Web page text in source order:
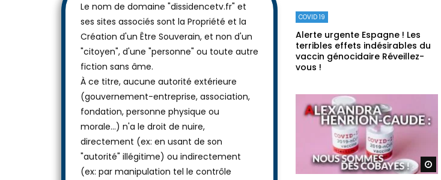
COVID 19
Alerte urgente Espagne ! Les
terribles effets indésirables du
vaccin génocidaire Réveillez-
vous !
Le nom de domaine "dissidencetv.fr" et
ses sites associés sont la Propriété et la
Création d'un Être Souverain, et non d'un
"citoyen", d'une "personne" ou toute autre
fiction sans âme.
À ce titre, aucune autorité extérieure
(gouvernement-entreprise, association,
fondation, personne physique ou
morale...) n'a le droit de nuire,
directement (ex: en usant de son
"autorité" illégitime) ou indirectement
(ex: par manipulation tel le contrôle